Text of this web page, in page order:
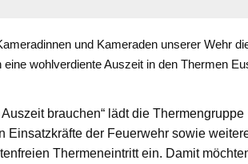
und Kameraden unserer Wehr
wohlverdiente Auszeit in den Thermen
brauchen“ lädt die
Einsatzkräfte der Feuerwehr sowie
Thermeneintritt ein. Damit